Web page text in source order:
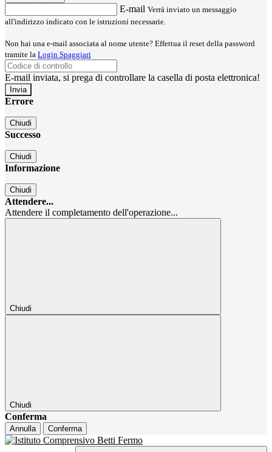
E-mail Verrà inviato un messaggio
all'indirizzo indicato con le istruzioni necessarie.
Non hai una e-mail associata al nome utente? Effettua il reset della password
tramite la Login Spaggiari
E-mail inviata, si prega di controllare la casella di posta elettronica!
Errore
Chiudi
Successo
Chiudi
Informazione
Chiudi
Attendere...
Attendere il completamento dell'operazione...
Chiudi
Chiudi
Conferma
Annulla Conferma